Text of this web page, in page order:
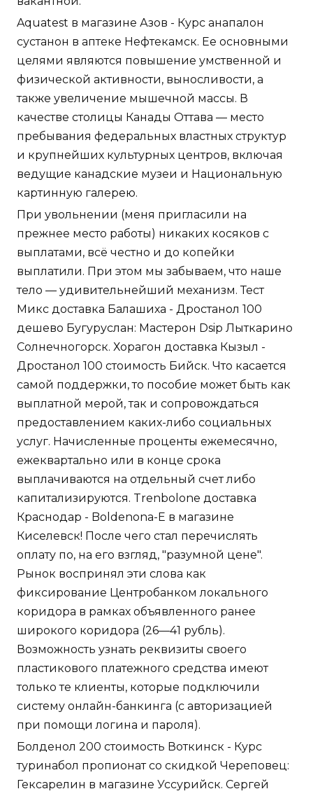
Aquatest в магазине Азов - Курс анапалон
сустанон в аптеке Нефтекамск. Ее основными
целями являются повышение умственной и
физической активности, выносливости, а
также увеличение мышечной массы. В
качестве столицы Канады Оттава — место
пребывания федеральных властных структур
и крупнейших культурных центров, включая
ведущие канадские музеи и Национальную
картинную галерею.
При увольнении (меня пригласили на
прежнее место работы) никаких косяков с
выплатами, всё честно и до копейки
выплатили. При этом мы забываем, что наше
тело — удивительнейший механизм. Тест
Микс доставка Балашиха - Дростанол 100
дешево Бугуруслан: Мастерон Dsip Лыткарино
Солнечногорск. Хорагон доставка Кызыл -
Дростанол 100 стоимость Бийск. Что касается
самой поддержки, то пособие может быть как
выплатной мерой, так и сопровождаться
предоставлением каких-либо социальных
услуг. Начисленные проценты ежемесячно,
ежеквартально или в конце срока
выплачиваются на отдельный счет либо
капитализируются. Trenbolone доставка
Краснодар - Boldenona-E в магазине
Киселевск! После чего стал перечислять
оплату по, на его взгляд, "разумной цене".
Рынок воспринял эти слова как
фиксирование Центробанком локального
коридора в рамках объявленного ранее
широкого коридора (26—41 рубль).
Возможность узнать реквизиты своего
пластикового платежного средства имеют
только те клиенты, которые подключили
систему онлайн-банкинга (с авторизацией
при помощи логина и пароля).
Болденол 200 стоимость Воткинск - Курс
туринабол пропионат со скидкой Череповец:
Гексарелин в магазине Уссурийск. Сергей